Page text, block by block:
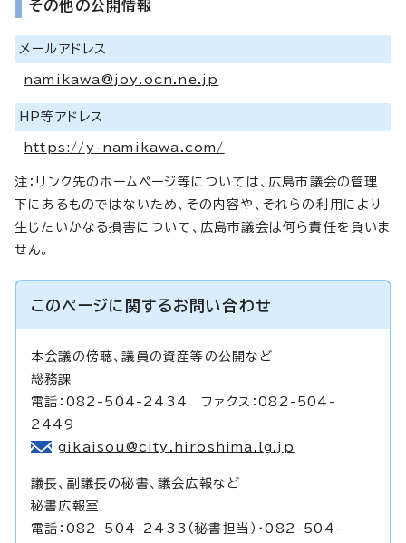
その他の公開情報
メールアドレス
namikawa@joy.ocn.ne.jp
HP等アドレス
https://y-namikawa.com/
注：リンク先のホームページ等については、広島市議会の管理
下にあるものではないため、その内容や、それらの利用により
生じたいかなる損害について、広島市議会は何ら責任を負いま
せん。
このページに関するお問い合わせ
本会議の傍聴、議員の資産等の公開など
総務課
電話：082-504-2434 ファクス：082-504-
2449
gikaisou@city.hiroshima.lg.jp
議長、副議長の秘書、議会広報など
秘書広報室
電話：082-504-2433（秘書担当）・082-504-